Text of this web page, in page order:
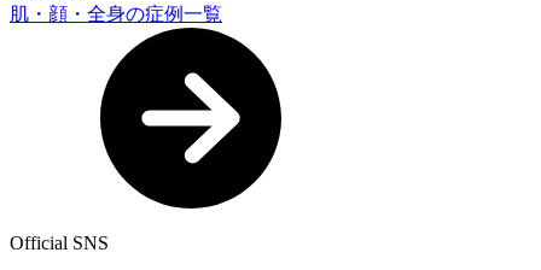
肌・顔・全身の症例一覧
Official SNS